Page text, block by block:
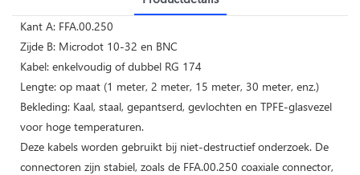
Kant A: FFA.00.250
Zijde B: Microdot 10-32 en BNC
Kabel: enkelvoudig of dubbel RG 174
Lengte: op maat (1 meter, 2 meter, 15 meter, 30 meter, enz.)
Bekleding: Kaal, staal, gepantserd, gevlochten en TPFE-glasvezel
voor hoge temperaturen.
Deze kabels worden gebruikt bij niet-destructief onderzoek. De
connectoren zijn stabiel, zoals de FFA.00.250 coaxiale connector,